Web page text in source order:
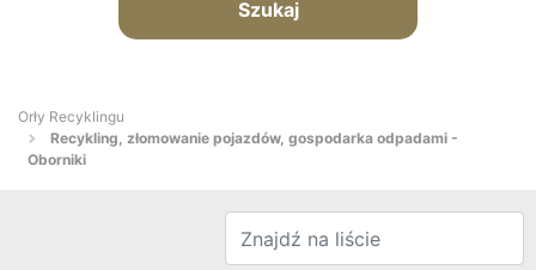
Szukaj
Orły Recyklingu
Recykling, złomowanie pojazdów, gospodarka odpadami -
Oborniki